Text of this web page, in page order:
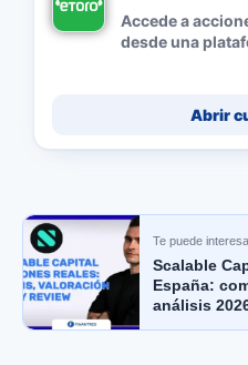
Accede a
desde una
Abrir
Te puede
Scalable
España:
análisis